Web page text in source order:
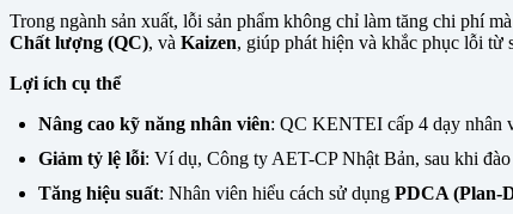
Trong ngành sản xuất, lỗi sản phẩm không chỉ làm tăng chi phí
Chất lượng (QC), và Kaizen, giúp phát hiện và khắc phục lỗi từ
Lợi ích cụ thể
Nâng cao kỹ năng nhân viên: QC KENTEI cấp 4 dạy nhân
Giảm tỷ lệ lỗi: Ví dụ, Công ty AET-CP Nhật Bản, sau khi
Tăng hiệu suất: Nhân viên hiểu cách sử dụng PDCA (Plan-